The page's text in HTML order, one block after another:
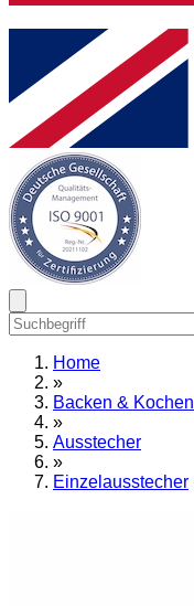
Home
»
Backen & Kochen
»
Ausstecher
»
Einzelausstecher